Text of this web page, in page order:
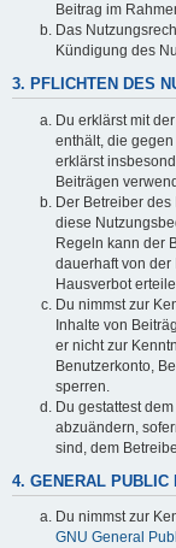
Beitrag im
Das
Kündigung des
3. PFLICHTEN DES
Du erklärst mit
enthält, die
erklärst
Beiträgen
Der Betreiber
diese
Regeln kann der
dauerhaft von
Hausverbot
Du nimmst zur
Inhalte von
er nicht zur
Benutzerkonto,
sperren.
Du gestattest
abzuändern,
sind, dem
4. GENERAL PUBLIC
Du nimmst zur
GNU General